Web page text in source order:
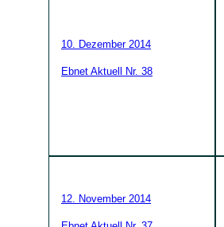
10. Dezember 2014
Ebnet Aktuell Nr. 38
12. November 2014